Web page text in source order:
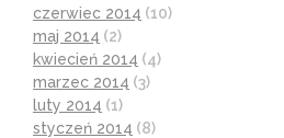
czerwiec 2014 (10)
maj 2014 (2)
kwiecień 2014 (4)
marzec 2014 (3)
luty 2014 (1)
styczeń 2014 (8)